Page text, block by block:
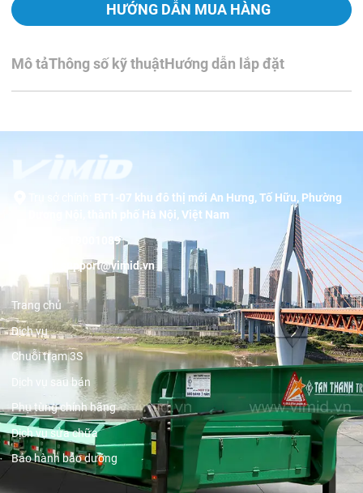
HƯỚNG DẪN MUA HÀNG
Mô tảThông số kỹ thuậtHướng dẫn lắp đặt
BT1-07 khu đô thị mới An Hưng, Tố Hữu, Phường
Dương Nội, thành phố Hà Nội, Việt Nam
19001089
support@vimid.vn
Trang chủ
Dịch vụ
Chuỗi trạm 3S
Dịch vụ sau bán
Phụ tùng chính hãng
Dịch vụ sửa chữa
Bảo hành bảo dưỡng